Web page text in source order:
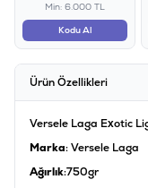
Min: 6.000 TL
Kodu Al
Ürün Özellikleri
Versele Laga Exotic
Marka: Versele Laga
Ağırlık:750gr